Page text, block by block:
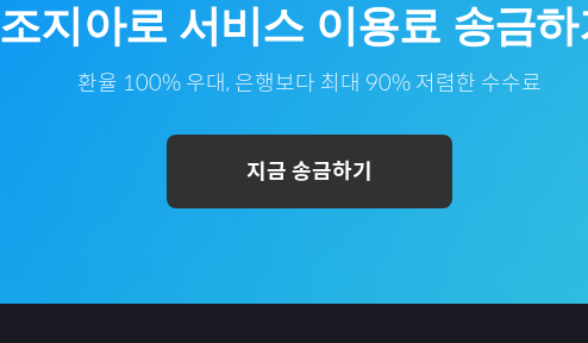
조지아로 서비스 이용료 송금하
환율 100% 우대, 은행보다 최대 90% 저렴한 수수료
지금 송금하기